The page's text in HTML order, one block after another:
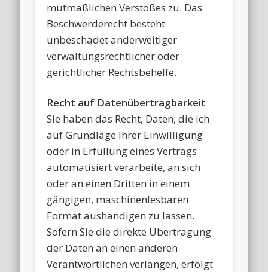
mutmaßlichen Verstoßes zu. Das
Beschwerderecht besteht
unbeschadet anderweitiger
verwaltungsrechtlicher oder
gerichtlicher Rechtsbehelfe.
Recht auf Datenübertragbarkeit
Sie haben das Recht, Daten, die ich
auf Grundlage Ihrer Einwilligung
oder in Erfüllung eines Vertrags
automatisiert verarbeite, an sich
oder an einen Dritten in einem
gängigen, maschinenlesbaren
Format aushändigen zu lassen.
Sofern Sie die direkte Übertragung
der Daten an einen anderen
Verantwortlichen verlangen, erfolgt